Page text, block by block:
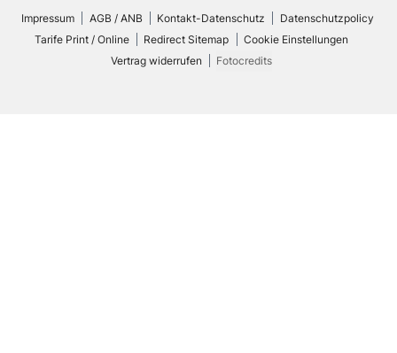
Impressum AGB / ANB Kontakt-Datenschutz
Datenschutzpolicy
Tarife Print / Online
Redirect Sitemap
Cookie Einstellungen
Vertrag widerrufen
Fotocredits